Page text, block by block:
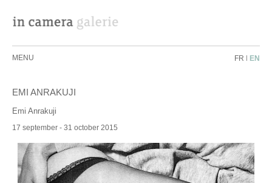
MENU FR | EN
EMI ANRAKUJI
Emi Anrakuji
17 september - 31 october 2015